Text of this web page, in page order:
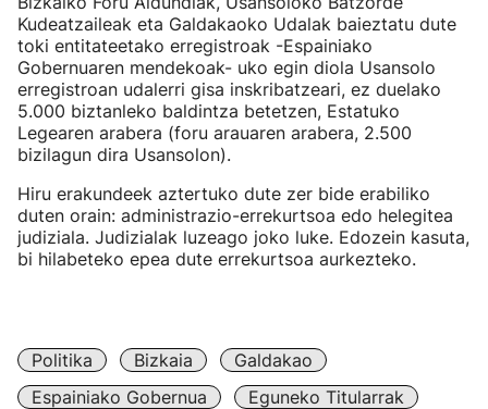
Kudeatzaileak eta Galdakaoko Udalak baieztatu dute
toki entitateetako erregistroak -Espainiako
Gobernuaren mendekoak- uko egin diola Usansolo
erregistroan udalerri gisa inskribatzeari, ez duelako
5.000 biztanleko baldintza betetzen, Estatuko
Legearen arabera (foru arauaren arabera, 2.500
bizilagun dira Usansolon).
Hiru erakundeek aztertuko dute zer bide erabiliko
duten orain: administrazio-errekurtsoa edo helegitea
judiziala. Judizialak luzeago joko luke. Edozein kasuta,
bi hilabeteko epea dute errekurtsoa aurkezteko.
Politika Bizkaia
Galdakao
Espainiako Gobernua
Eguneko Titularrak